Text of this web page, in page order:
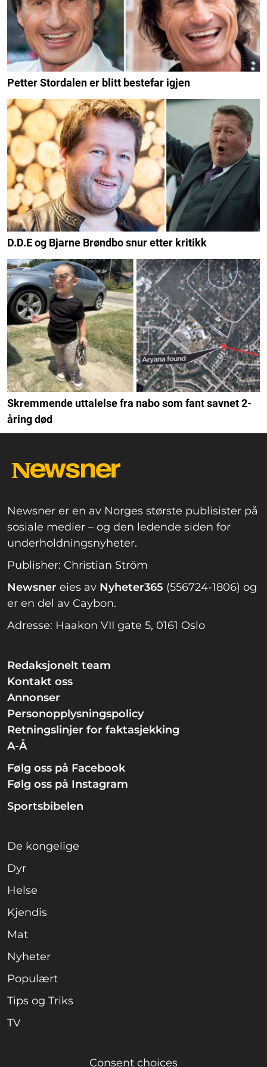
Petter Stordalen er blitt bestefar igjen
D.D.E og Bjarne Brøndbo snur etter kritikk
Skremmende uttalelse fra nabo som fant savnet 2-
åring død
Newsner er en av Norges største publisister på
sosiale medier – og den ledende siden for
underholdningsnyheter.
Publisher: Christian Ström
Newsner eies av Nyheter365 (556724-1806) og
er en del av Caybon.
Adresse: Haakon VII gate 5, 0161 Oslo
Redaksjonelt team
Kontakt oss
Annonser
Personopplysningspolicy
Retningslinjer for faktasjekking
A-Å
Følg oss på Facebook
Følg oss på Instagram
Sportsbibelen
De kongelige
Dyr
Helse
Kjendis
Mat
Nyheter
Populært
Tips og Triks
TV
Consent choices